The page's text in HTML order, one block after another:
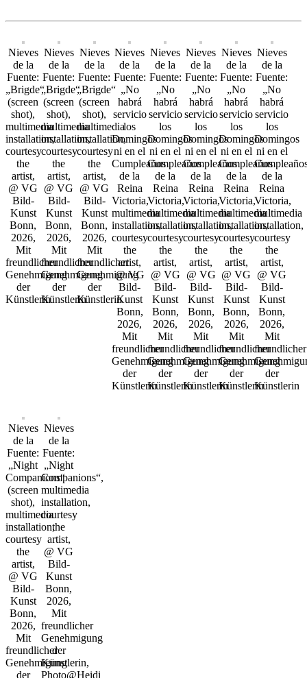
Nieves
de la
Fuente:
„Brigde“
(screen
shot),
multimedia
installation,
courtesy
the
artist,
@ VG
Bild-
Kunst
Bonn,
2026,
Mit
freundlicher
Genehmigung
der
Künstlerin
Nieves
de la
Fuente:
„Brigde“
(screen
shot),
multimedia
installation,
courtesy
the
artist,
@ VG
Bild-
Kunst
Bonn,
2026,
Mit
freundlicher
Genehmigung
der
Künstlerin
Nieves
de la
Fuente:
„Brigde“
(screen
shot),
multimedia
installation,
courtesy
the
artist,
@ VG
Bild-
Kunst
Bonn,
2026,
Mit
freundlicher
Genehmigung
der
Künstlerin
Nieves
de la
Fuente:
„No
habrá
servicio
los
Domingos
ni en el
Cumpleaños
de la
Reina
Victoria,
multimedia
installation,
courtesy
the
artist,
@ VG
Bild-
Kunst
Bonn,
2026,
Mit
freundlicher
Genehmigung
der
Künstlerin
Nieves
de la
Fuente:
„No
habrá
servicio
los
Domingos
ni en el
Cumpleaños
de la
Reina
Victoria,
multimedia
installation,
courtesy
the
artist,
@ VG
Bild-
Kunst
Bonn,
2026,
Mit
freundlicher
Genehmigung
der
Künstlerin
Nieves
de la
Fuente:
„No
habrá
servicio
los
Domingos
ni en el
Cumpleaños
de la
Reina
Victoria,
multimedia
installation,
courtesy
the
artist,
@ VG
Bild-
Kunst
Bonn,
2026,
Mit
freundlicher
Genehmigung
der
Künstlerin
Nieves
de la
Fuente:
„No
habrá
servicio
los
Domingos
ni en el
Cumpleaños
de la
Reina
Victoria,
multimedia
installation,
courtesy
the
artist,
@ VG
Bild-
Kunst
Bonn,
2026,
Mit
freundlicher
Genehmigung
der
Künstlerin
Nieves
de la
Fuente:
„No
habrá
servicio
los
Domingos
ni en el
de la
Reina
Victoria,
multimedia
installation,
courtesy
the
artist,
@ VG
Bild-
Kunst
Bonn,
2026,
Mit
freundlicher
der
Künstlerin
Nieves
de la
Fuente:
„Night
Companions“
(screen
shot),
multimedia
installation,
courtesy
the
artist,
@ VG
Bild-
Kunst
Bonn,
2026,
Mit
freundlicher
Genehmigung
der
Nieves
de la
Fuente:
„Night
Companions“,
multimedia
installation,
courtesy
the
artist,
@ VG
Bild-
Kunst
Bonn,
2026,
Mit
freundlicher
Genehmigung
der
Künstlerin,
Photo@Heidi